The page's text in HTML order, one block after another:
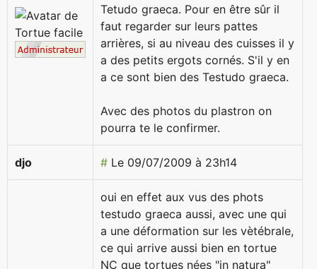
Tetudo graeca. Pour en être sûr il
faut regarder sur leurs pattes
arrières, si au niveau des cuisses il y
a des petits ergots cornés. S'il y en
a ce sont bien des Testudo graeca.
Avec des photos du plastron on
pourra te le confirmer.
djo # Le 09/07/2009 à 23h14
oui en effet aux vus des phots
testudo graeca aussi, avec une qui
a une déformation sur les vètébrale,
ce qui arrive aussi bien en tortue
NC que tortues nées "in natura"